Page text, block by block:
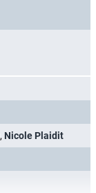
, Nicole Plaidit